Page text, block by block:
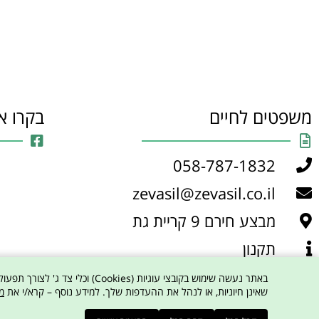
משפטים לחיים
058-787-1832
zevasil@zevasil.co.il
מבצע חירם 9 קריית גת
תקנון
מדיניות פרטיות
בקרו
שאינן חיוניות, או לנהל את ההעדפות שלך. למידע נוסף – קרא/י את